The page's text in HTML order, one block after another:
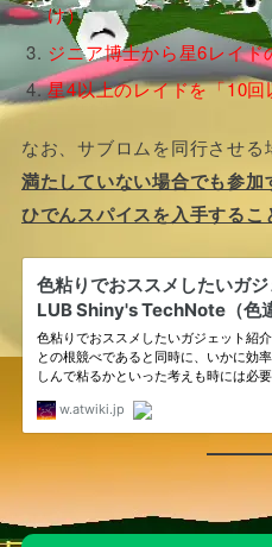
け）
ジニア博士から星6レイ
星4以上のレイドを「10
なお、サブロムを同行させる
満たしていない場合でも参
ひでんスパイスを入手する